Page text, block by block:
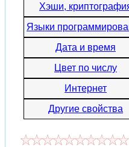
Хэши,
Языки
Дата и время
Цвет по числу
Интернет
Другие свойства